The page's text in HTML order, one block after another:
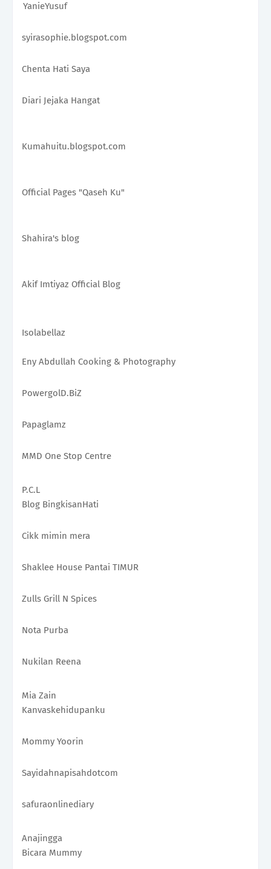
YanieYusuf
syirasophie.blogspot.com
Chenta Hati Saya
Diari Jejaka Hangat
Kumahuitu.blogspot.com
Official Pages "Qaseh Ku"
Shahira's blog
Akif Imtiyaz Official Blog
Isolabellaz
Eny Abdullah Cooking & Photography
PowergolD.BiZ
Papaglamz
MMD One Stop Centre
P.C.L
Blog BingkisanHati
Cikk mimin mera
Shaklee House Pantai TIMUR
Zulls Grill N Spices
Nota Purba
Nukilan Reena
Mia Zain
Kanvaskehidupanku
Mommy Yoorin
Sayidahnapisahdotcom
safuraonlinediary
Anajingga
Bicara Mummy